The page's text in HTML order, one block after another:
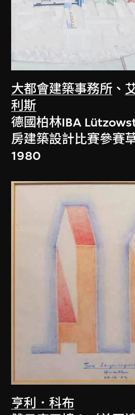
大都會建築事務所 、
利斯
德國柏林IBA
房建築設計比賽參賽
1980
亨利．科布